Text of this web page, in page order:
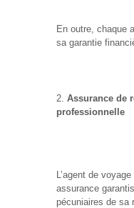
En outre, chaque
sa garantie
Assurance de
professionnelle
L’agent de
assurance
pécuniaires de sa